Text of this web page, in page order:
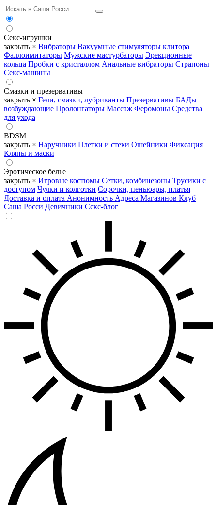
Секс-игрушки
закрыть × Вибраторы Вакуумные стимуляторы клитора
Фаллоимитаторы Мужские мастурбаторы Эрекционные
кольца Пробки с кристаллом Анальные вибраторы Страпоны
Секс-машины
Смазки и презервативы
закрыть × Гели, смазки, лубриканты Презервативы БАДы
возбуждающие Пролонгаторы Массаж Феромоны Средства
для ухода
BDSM
закрыть × Наручники Плетки и стеки Ошейники Фиксация
Кляпы и маски
Эротическое белье
закрыть × Игровые костюмы Сетки, комбинезоны Трусики с
доступом Чулки и колготки Сорочки, пеньюары, платья
Доставка и оплата Анонимность Адреса Магазинов Клуб
Саша Росси Девичники Секс-блог